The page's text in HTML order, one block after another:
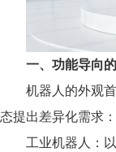
一、功能导向
机器人的外观
态提出差异化需求：
工业机器人：